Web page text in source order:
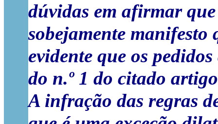
dúvidas em afirmar que
sobejamente manifesto
evidente que os
do n.º 1 do citado
A infração das regras